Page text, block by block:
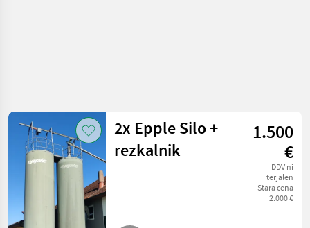
2x Epple Silo +
rezkalnik
1.500
€
DDV ni
terjalen
Stara cena
2.000 €